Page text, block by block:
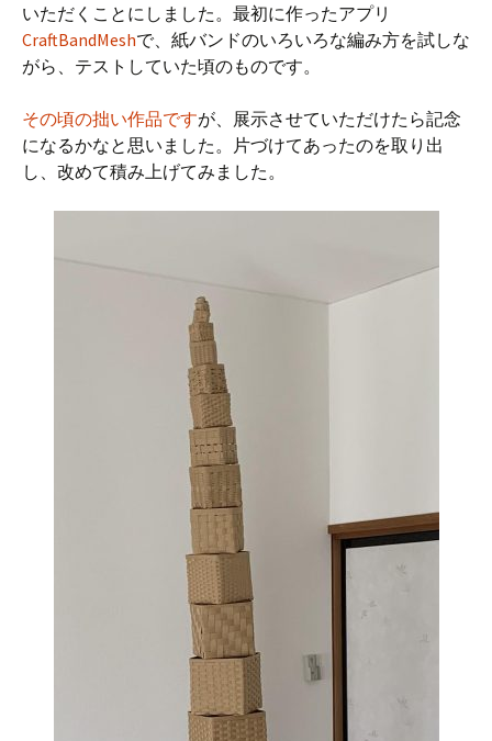
いただくことにしました。最初に作ったアプリ
CraftBandMeshで、紙バンドのいろいろな編み方を試しな
がら、テストしていた頃のものです。
その頃の拙い作品ですが、展示させていただけたら記念
になるかなと思いました。片づけてあったのを取り出
し、改めて積み上げてみました。